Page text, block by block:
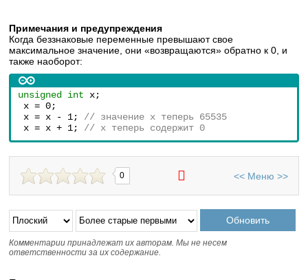
Примечания и предупреждения
Когда беззнаковые переменные превышают свое
максимальное значение, они «возвращаются» обратно к 0, и
также наоборот:
unsigned int x;
x = 0;
x = x - 1; // значение x теперь 65535
x = x + 1; // x теперь содержит 0
0 << Меню >>
Комментарии принадлежат их авторам. Мы не несем
ответственности за их содержание.